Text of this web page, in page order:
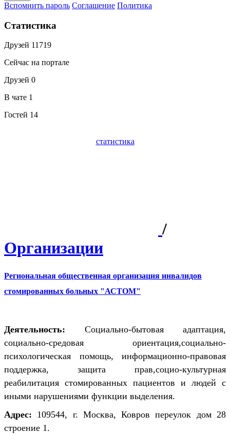
Вспомнить пароль Соглашение Политика
Статистика
Друзей 11719
Сейчас на портале
Друзей 0
В чате 1
Гостей 14
статистика
/
Организации
Региональная общественная организация инвалидов
стомированных больных "АСТОМ"
Деятельность: Социально-бытовая адаптация,
социально-средовая ориентация,социально-
психологическая помощь, информационно-правовая
поддержка, защита прав,социо-культурная
реабилитация стомированных пациентов и людей с
иными нарушениями функции выделения.
Адрес: 109544, г. Москва, Ковров переулок дом 28
строение 1.